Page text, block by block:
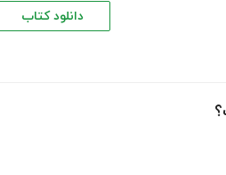
دانلود کتاب